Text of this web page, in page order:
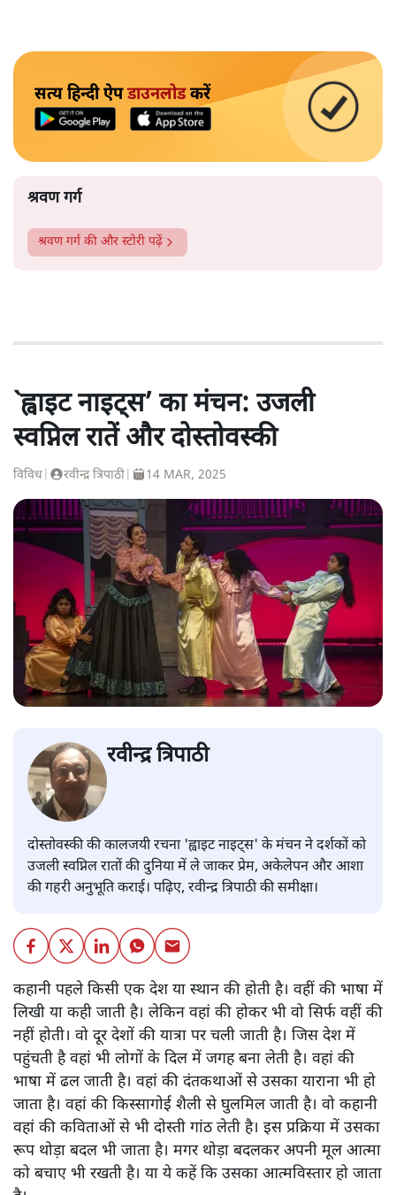
सत्य हिन्दी ऐपडाउनलोडकरें
श्रवण गर्ग
श्रवण गर्ग की और स्टोरी पढ़ें
`ह्वाइट नाइट्स’ का मंचन: उजली
स्वप्निल रातें और दोस्तोवस्की
विविध रवीन्द्र त्रिपाठी 14 MAR, 2025
रवीन्द्र त्रिपाठी
दोस्तोवस्की की कालजयी रचना 'ह्वाइट नाइट्स' के मंचन ने दर्शकों को
उजली स्वप्निल रातों की दुनिया में ले जाकर प्रेम, अकेलेपन और आशा
की गहरी अनुभूति कराई। पढ़िए, रवीन्द्र त्रिपाठी की समीक्षा।
कहानी पहले किसी एक देश या स्थान की होती है। वहीं की भाषा में
लिखी या कही जाती है। लेकिन वहां की होकर भी वो सिर्फ वहीं की
नहीं होती। वो दूर देशों की यात्रा पर चली जाती है। जिस देश में
पहुंचती है वहां भी लोगों के दिल में जगह बना लेती है। वहां की
भाषा में ढल जाती है। वहां की दंतकथाओं से उसका याराना भी हो
जाता है। वहां की किस्सागोई शैली से घुलमिल जाती है। वो कहानी
वहां की कविताओं से भी दोस्ती गांठ लेती है। इस प्रक्रिया में उसका
रूप थोड़ा बदल भी जाता है। मगर थोड़ा बदलकर अपनी मूल आत्मा
को बचाए भी रखती है। या ये कहें कि उसका आत्मविस्तार हो जाता